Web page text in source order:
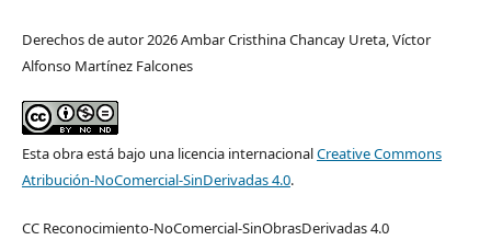
Derechos de autor 2026 Ambar Cristhina Chancay Ureta, Víctor
Alfonso Martínez Falcones
Esta obra está bajo una licencia internacionalCreative Commons
Atribución-NoComercial-SinDerivadas 4.0.
CC Reconocimiento-NoComercial-SinObrasDerivadas 4.0